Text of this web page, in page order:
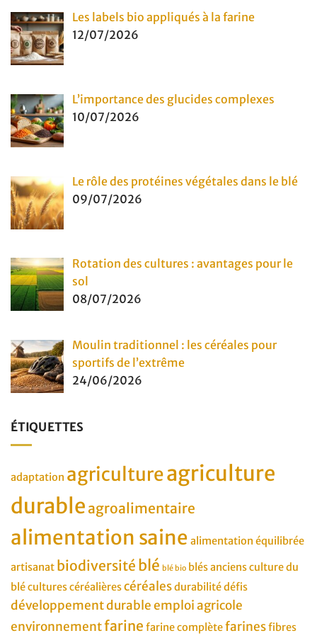
Les labels bio appliqués à la farine
12/07/2026
L’importance des glucides complexes
10/07/2026
Le rôle des protéines végétales dans le blé
09/07/2026
Rotation des cultures : avantages pour le
sol
08/07/2026
Moulin traditionnel : les céréales pour
sportifs de l’extrême
24/06/2026
ÉTIQUETTES
adaptation agricultureagriculture
durable agroalimentaire
alimentation saine alimentation équilibrée
artisanat biodiversité blé blé bio blés anciensculture du
blécultures céréalièrescéréalesdurabilitédéfis
développement durableemploi agricole
environnementfarine farine complètefarinesfibres